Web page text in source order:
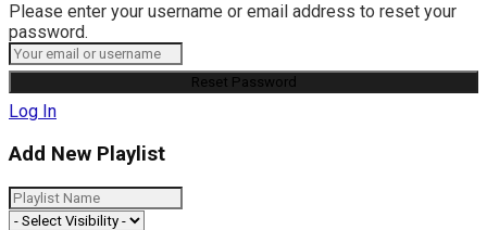
Please enter your username or email address to reset your
password.
Log In
Add New Playlist